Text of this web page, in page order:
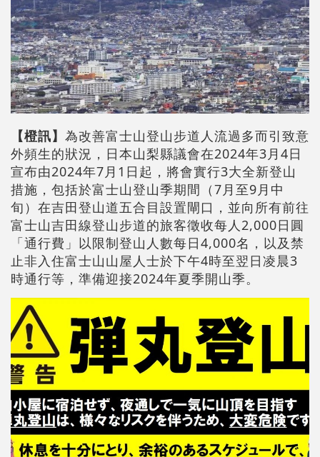
【橙訊】 為改善富士山登山步道人流過多而引致意
外頻生的狀況，日本山梨縣議會在2024年3月4日
宣布由2024年7月1日起，將會實行3大全新登山
措施，包括於富士山登山季期間（7月至9月中
旬）在吉田登山道五合目設置閘口，並向所有前往
富士山吉田線登山步道的旅客徵收每人2,000日圓
「通行費」以限制登山人數每日4,000名，以及禁
止非入住富士山山屋人士於下午4時至翌日凌晨3
時通行等，準備迎接2024年夏季開山季。